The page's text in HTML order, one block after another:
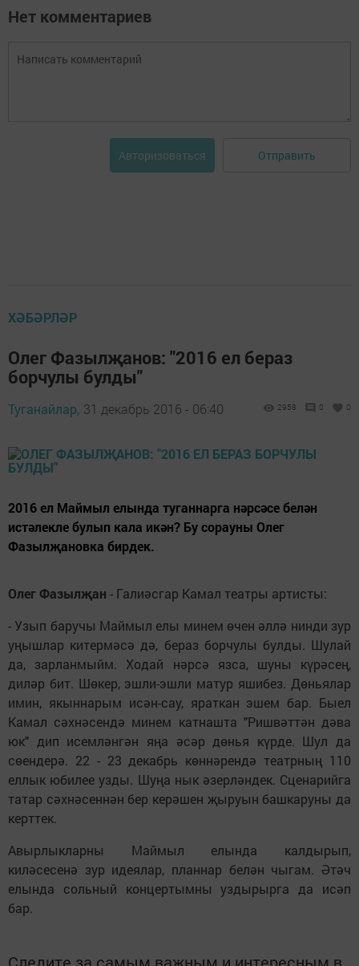
Нет комментариев
Авторизоваться Отправить
ХӘБӘРЛӘР
Олег Фазылҗанов: "2016 ел бераз
борчулы булды"
Туганайлар, 31 декабрь 2016 - 06:40 2958 0 0
2016 ел Маймыл елында туганнарга нәрсәсе белән
истәлекле булып кала икән? Бу сорауны Олег
Фазылҗановка бирдек.
Олег Фазылҗан - Галиәсгар Камал театры артисты:
- Узып баручы Маймыл елы минем өчен әллә нинди зур
уңышлар китермәсә дә, бераз борчулы булды. Шулай
да, зарланмыйм. Ходай нәрсә язса, шуны күрәсең,
диләр бит. Шөкер, эшли-эшли матур яшибез. Дөньялар
имин, якыннарым исән-сау, яраткан эшем бар. Быел
Камал сәхнәсендә минем катнашта "Ришвәттән дәва
юк" дип исемләнгән яңа әсәр дөнья күрде. Шул да
сөендерә. 22 - 23 декабрь көннәрендә театрның 110
еллык юбилее узды. Шуңа нык әзерләндек. Сценарийга
татар сәхнәсеннән бер керәшен җыруын башкаруны да
керттек.
Авырлыкларны Маймыл елында калдырып,
киләсесенә зур идеялар, планнар белән чыгам. Әтәч
елында сольный концертымны уздырырга да исәп
бар.